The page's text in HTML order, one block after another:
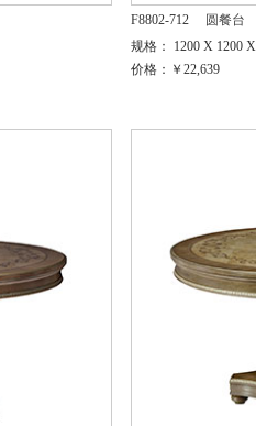
F8802-712
圆餐台
规格： 1200 X 1200
价格：￥22,639